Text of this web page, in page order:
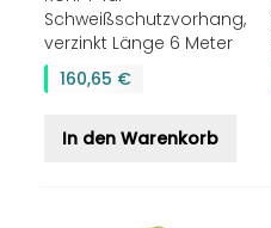
Schweißschutzvorhang,
verzinkt Länge 6 Meter
160,65 €
In den Warenkorb